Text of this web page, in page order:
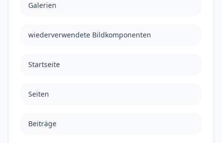
Galerien
wiederverwendete Bildkomponenten
Startseite
Seiten
Beiträge